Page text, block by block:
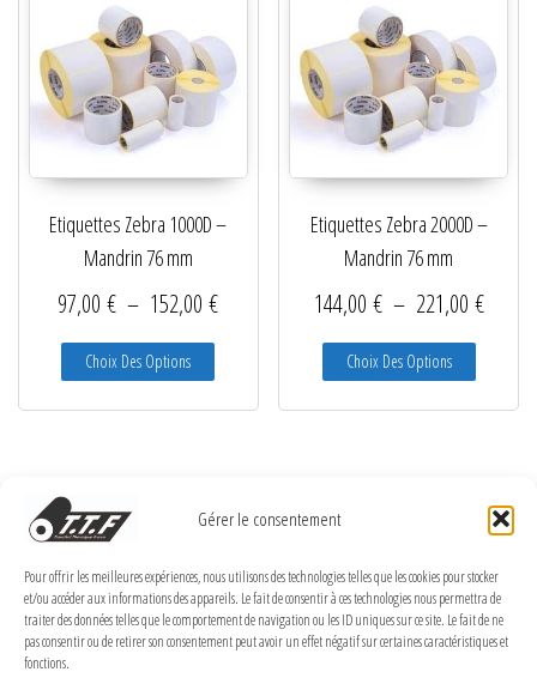
Gérer le consentement
Pour offrir les meilleures expériences, nous utilisons des technologies telles que les cookies pour stocker
et/ou accéder aux informations des appareils. Le fait de consentir à ces technologies nous permettra de
traiter des données telles que le comportement de navigation ou les ID uniques sur ce site. Le fait de ne
pas consentir ou de retirer son consentement peut avoir un effet négatif sur certaines caractéristiques et
fonctions.
Etiquettes Zebra 1000D –
Mandrin 76 mm
97,00€ – 152,00€Plage de prix : 97,00 € à 152,00 €
Choix Des Options Ce produit a plusieurs variations. Les options
Etiquettes Zebra 2000D –
Mandrin 76 mm
144,00 € – 221,00 €Plage
Choix Des Options Ce
Filtres de recherche